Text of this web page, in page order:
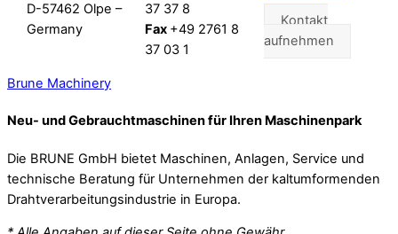
D-57462 Olpe –
Germany
37 37 8
Fax +49 2761 8
37 03 1
Kontakt
aufnehmen
Brune Machinery
Neu- und Gebrauchtmaschinen für Ihren Maschinenpark
Die BRUNE GmbH bietet Maschinen, Anlagen, Service und
technische Beratung für Unternehmen der kaltumformenden
Drahtverarbeitungsindustrie in Europa.